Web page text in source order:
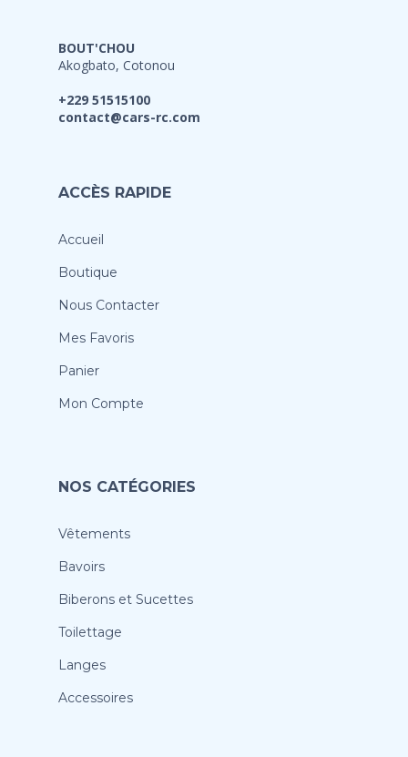
BOUT'CHOU
Akogbato, Cotonou
+229 51515100
contact@cars-rc.com
ACCÈS RAPIDE
Accueil
Boutique
Nous Contacter
Mes Favoris
Panier
Mon Compte
NOS CATÉGORIES
Vêtements
Bavoirs
Biberons et Sucettes
Toilettage
Langes
Accessoires